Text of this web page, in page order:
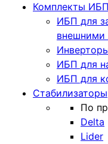
Комплекты
ИБП для
внешними
ИБП для
ИБП для
Стабилизаторы
По
Delta
Lider